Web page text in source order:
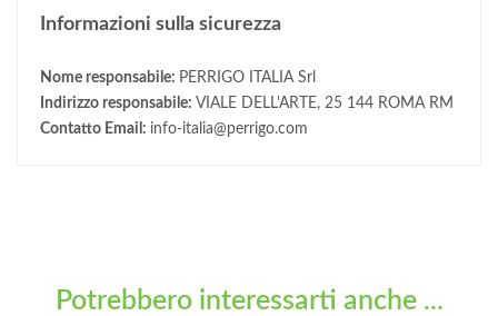
Informazioni sulla sicurezza
Nome responsabile: PERRIGO ITALIA Srl
Indirizzo responsabile: VIALE DELL'ARTE, 25 144 ROMA RM
Contatto Email: info-italia@perrigo.com
Potrebbero interessarti anche ...